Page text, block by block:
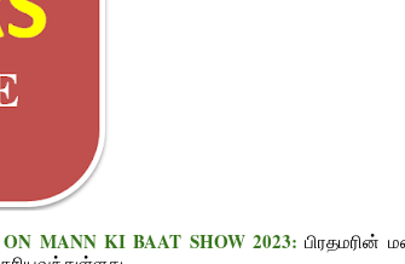
ON MANN KI BAAT SHOW 2023: பிரதமரின்